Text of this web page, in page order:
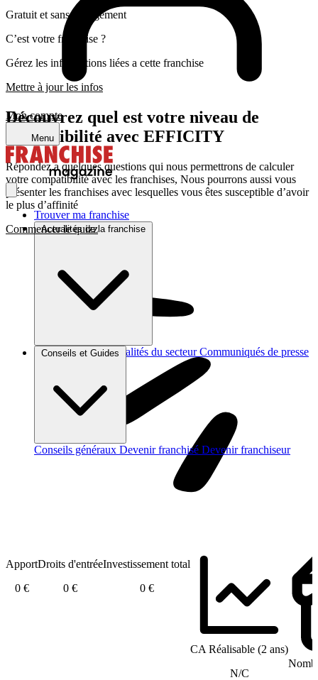
Mon compte
Menu
Trouver ma franchise
Actualités de la franchise
Brèves et actus Actualités du secteur Communiqués de presse
Conseils et Guides
Conseils généraux Devenir franchisé Devenir franchiseur
Gratuit et sans engagement
C’est votre franchise ?
Gérez les informations liées a cette franchise
Mettre à jour les infos
Découvrez quel est votre niveau de
compatibilité avec EFFICITY
Répondez a quelques questions qui nous permettrons de calculer
votre compatibilité avec les franchises, Nous pourrons aussi vous
présenter les franchises avec lesquelles vous êtes susceptible d’avoir
le plus d’affinité
Commencer le quizz
Apport
0 €
Droits d'entrée
0 €
Investissement total
0 €
CA Réalisable (2 ans)
N/C